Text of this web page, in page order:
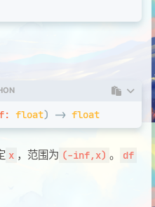
float) -> float
x ，范围为 (-inf,x) 。 df